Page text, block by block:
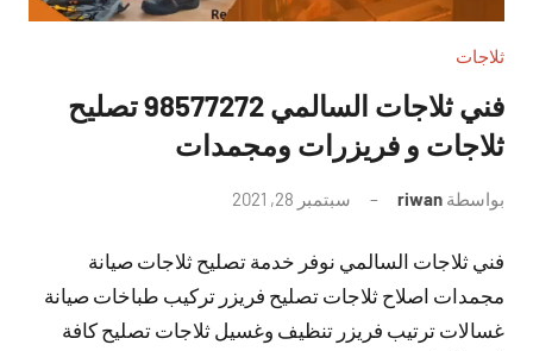
ثلاجات
فني ثلاجات السالمي 98577272 تصليح
ثلاجات و فريزرات ومجمدات
بواسطة riwan سبتمبر 28, 2021
تعليقات
فني ثلاجات السالمي نوفر خدمة تصليح ثلاجات صيانة
مجمدات اصلاح ثلاجات تصليح فريزر تركيب طباخات صيانة
غسالات ترتيب فريزر تنظيف وغسيل ثلاجات تصليح كافة